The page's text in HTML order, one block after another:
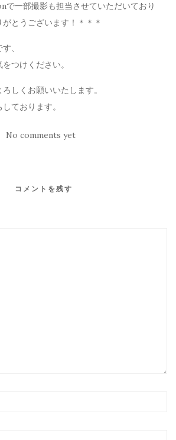
で一部撮影も担当させていただいており
とうございます！＊＊＊
、
つけください。
しくお願いいたします。
ております。
No comments yet
コメントを残す